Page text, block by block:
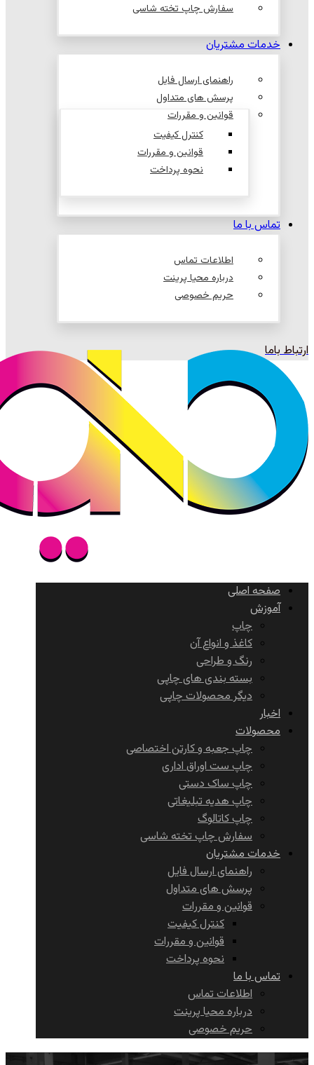
سفارش چاپ تخته شاسی
خدمات مشتریان
راهنمای ارسال فایل
پرسش های متداول
قوانین و مقررات
کنترل کیفیت
قوانین و مقررات
نحوه پرداخت
تماس با ما
اطلاعات تماس
درباره محیا پرینت
حریم خصوصی
ارتباط باما
صفحه اصلی
آموزش
چاپ
کاغذ و انواع آن
رنگ و طراحی
بسته بندی های چاپی
دیگر محصولات چاپی
اخبار
محصولات
چاپ جعبه و کارتن اختصاصی
چاپ ست اوراق اداری
چاپ ساک دستی
چاپ هدیه تبلیغاتی
چاپ کاتالوگ
سفارش چاپ تخته شاسی
خدمات مشتریان
راهنمای ارسال فایل
پرسش های متداول
قوانین و مقررات
کنترل کیفیت
قوانین و مقررات
نحوه پرداخت
تماس با ما
اطلاعات تماس
درباره محیا پرینت
حریم خصوصی